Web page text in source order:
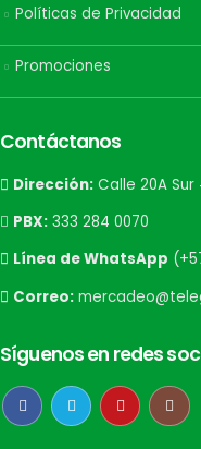
Políticas de Privacidad
Promociones
Contáctanos
Dirección: Calle 20A
PBX: 333 284 0070
Línea de WhatsApp
Correo:
Síguenos en redes